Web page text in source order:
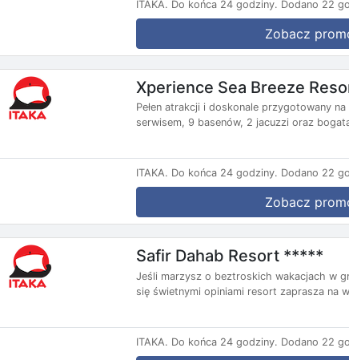
ITAKA. Do końca 24 godziny. Dodano 22
Zobacz
Xperience Sea Breeze
Pełen atrakcji i doskonale przygotowany
serwisem, 9 basenów, 2 jacuzzi oraz
ITAKA. Do końca 24 godziny. Dodano 22
Zobacz
Safir Dahab Resort *****
Jeśli marzysz o beztroskich wakacjach w
się świetnymi opiniami resort zaprasza na
ITAKA. Do końca 24 godziny. Dodano 22